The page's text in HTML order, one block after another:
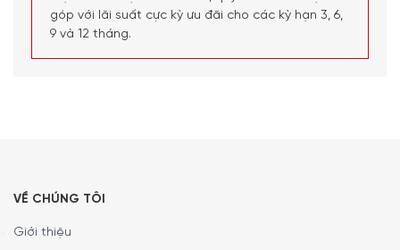
góp với lãi suất cực kỳ ưu đãi cho các kỳ hạn 3, 6,
9 và 12 tháng.
VỀ CHÚNG TÔI
Giới thiệu